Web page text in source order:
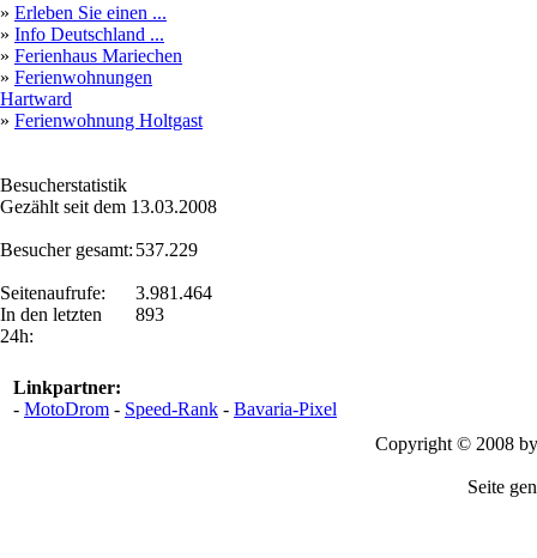
» Erleben Sie einen ...
» Info Deutschland ...
» Ferienhaus Mariechen
» Ferienwohnungen
Hartward
» Ferienwohnung Holtgast
Besucherstatistik
Gezählt seit dem 13.03.2008
Besucher gesamt:
Seitenaufrufe:
In den letzten
24h:
537.229
3.981.464
893
Linkpartner:
- MotoDrom - Speed-Rank - Bavaria-Pixel
Copyright © 2008
Seite